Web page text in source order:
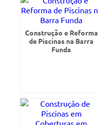
Construção e Reforma
de Piscinas na Barra
Funda